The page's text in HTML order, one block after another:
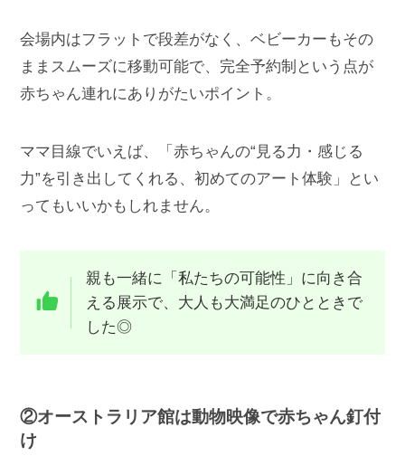
会場内はフラットで段差がなく、ベビーカーもその
ままスムーズに移動可能で、完全予約制という点が
赤ちゃん連れにありがたいポイント。
ママ目線でいえば、「赤ちゃんの“見る力・感じる
力”を引き出してくれる、初めてのアート体験」とい
ってもいいかもしれません。
親も一緒に「私たちの可能性」に向き合
える展示で、大人も大満足のひとときで
した◎
②オーストラリア館は動物映像で赤ちゃん釘付
け